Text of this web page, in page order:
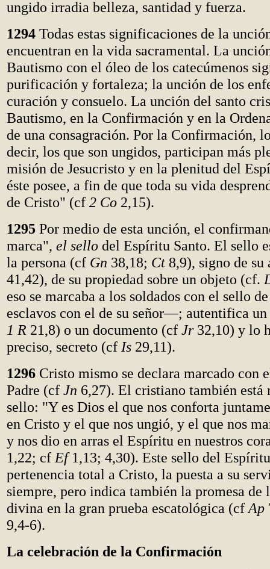
ungido irradia belleza, santidad y fuerza.
1294 Todas estas significaciones de la
encuentran en la vida sacramental. La
Bautismo con el óleo de los catecúmenos
purificación y fortaleza; la unción de los
curación y consuelo. La unción del santo
Bautismo, en la Confirmación y en la
de una consagración. Por la Confirmación,
decir, los que son ungidos, participan más
misión de Jesucristo y en la plenitud del
éste posee, a fin de que toda su vida
de Cristo" (cf 2 Co 2,15).
1295 Por medio de esta unción, el
marca", el sello del Espíritu Santo. El sello
la persona (cf Gn 38,18; Ct 8,9), signo de
41,42), de su propiedad sobre un objeto (cf.
eso se marcaba a los soldados con el sello
esclavos con el de su señor—; autentifica
1 R 21,8) o un documento (cf Jr32,10) y lo
preciso, secreto (cf Is 29,11).
1296 Cristo mismo se declara marcado con
Padre (cf Jn 6,27). El cristiano también está
sello: "Y es Dios el que nos conforta
en Cristo y el que nos ungió, y el que nos
y nos dio en arras el Espíritu en nuestros
1,22; cf Ef1,13; 4,30). Este sello del
pertenencia total a Cristo, la puesta a su
siempre, pero indica también la promesa de
divina en la gran prueba escatológica (cf Ap
9,4-6).
La celebración de la Confirmación